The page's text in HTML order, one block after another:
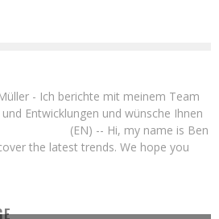
- Ich berichte mit meinem Team
Entwicklungen und wünsche Ihnen
(EN) -- Hi, my name is Ben
the latest trends. We hope you